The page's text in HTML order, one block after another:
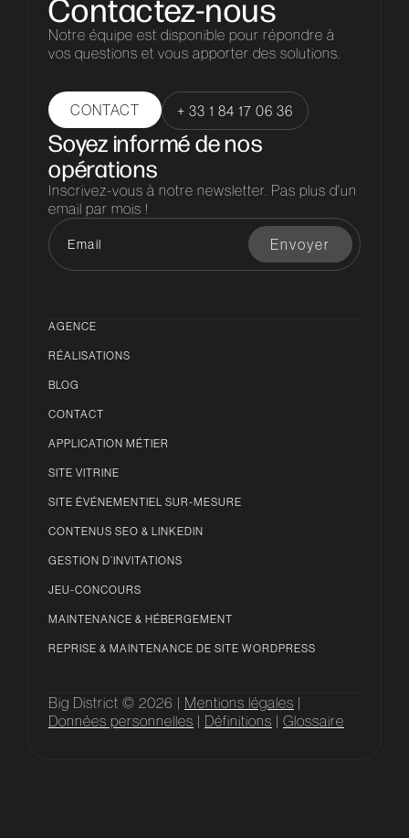
Contactez-nous
Notre équipe est disponible pour répondre à
vos questions et vous apporter des solutions.
CONTACT + 33 1 84 17 06 36
Soyez informé de nos
opérations
Inscrivez-vous à notre newsletter. Pas plus d'un
email par mois !
AGENCE
RÉALISATIONS
BLOG
CONTACT
APPLICATION MÉTIER
SITE VITRINE
SITE ÉVÉNEMENTIEL SUR-MESURE
CONTENUS SEO & LINKEDIN
GESTION D’INVITATIONS
JEU-CONCOURS
MAINTENANCE & HÉBERGEMENT
REPRISE & MAINTENANCE DE SITE WORDPRESS
Big District © 2026 | Mentions légales |
Données personnelles | Définitions | Glossaire